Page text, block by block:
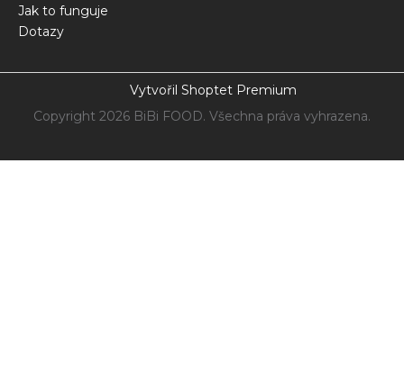
Jak to funguje
Dotazy
Vytvořil Shoptet Premium
Copyright 2026 BiBi FOOD. Všechna práva vyhrazena.